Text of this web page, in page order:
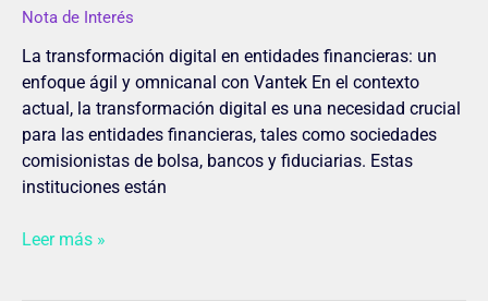
Nota de Interés
La transformación digital en entidades financieras: un
enfoque ágil y omnicanal con Vantek En el contexto
actual, la transformación digital es una necesidad crucial
para las entidades financieras, tales como sociedades
comisionistas de bolsa, bancos y fiduciarias. Estas
instituciones están
Leer más »